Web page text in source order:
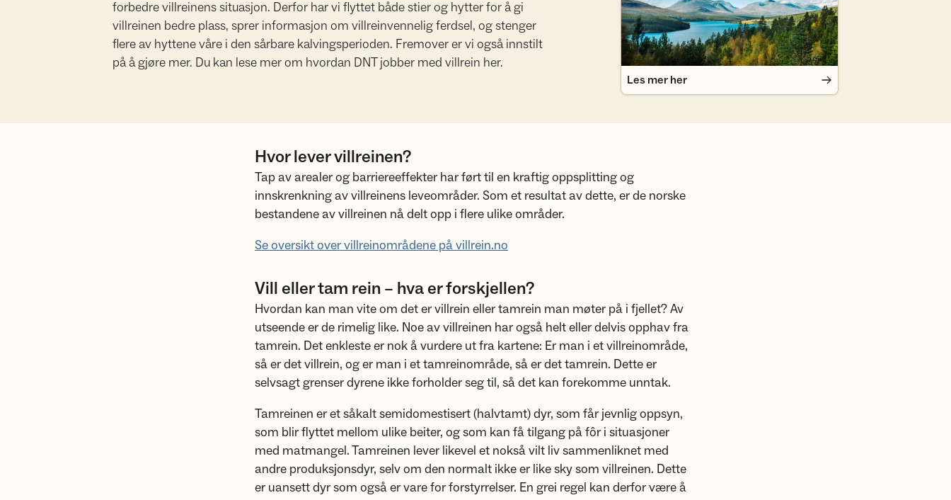
forbedre villreinens situasjon. Derfor har vi flyttet både stier og hytter for å gi
villreinen bedre plass, sprer informasjon om villreinvennelig ferdsel, og stenger
flere av hyttene våre i den sårbare kalvingsperioden. Fremover er vi også innstilt
på å gjøre mer. Du kan lese mer om hvordan DNT jobber med villrein her.
Les mer her
Hvor lever villreinen?
Tap av arealer og barriereeffekter har ført til en kraftig oppsplitting og
innskrenkning av villreinens leveområder. Som et resultat av dette, er de norske
bestandene av villreinen nå delt opp i flere ulike områder.
Se oversikt over villreinområdene på villrein.no
Vill eller tam rein – hva er forskjellen?
Hvordan kan man vite om det er villrein eller tamrein man møter på i fjellet? Av
utseende er de rimelig like. Noe av villreinen har også helt eller delvis opphav fra
tamrein. Det enkleste er nok å vurdere ut fra kartene: Er man i et villreinområde,
så er det villrein, og er man i et tamreinområde, så er det tamrein. Dette er
selvsagt grenser dyrene ikke forholder seg til, så det kan forekomme unntak.
Tamreinen er et såkalt semidomestisert (halvtamt) dyr, som får jevnlig oppsyn,
som blir flyttet mellom ulike beiter, og som kan få tilgang på fôr i situasjoner
med matmangel. Tamreinen lever likevel et nokså vilt liv sammenliknet med
andre produksjonsdyr, selv om den normalt ikke er like sky som villreinen. Dette
er uansett dyr som også er vare for forstyrrelser. En grei regel kan derfor være å